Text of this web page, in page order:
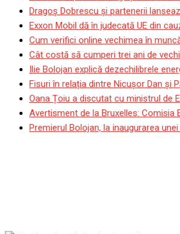
Dragoş Dobrescu şi partenerii
Exxon Mobil dă în judecată UE din
Cum verifici online vechimea în
Cât costă să cumperi trei ani de
Ilie Bolojan explică dezechilibrele
Fisuri în relația dintre Nicușor Dan și
Oana Țoiu a discutat cu ministrul de
Avertisment de la Bruxelles: Comisia
Premierul Bolojan, la inaugurarea